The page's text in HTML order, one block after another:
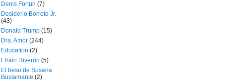
Denis Fortun (7)
Desiderio Borroto Jr.
(43)
Donald Trump (15)
Dra. Amor (244)
Education (2)
Efraín Riverón (5)
El beso de Susana
Bustamante (2)